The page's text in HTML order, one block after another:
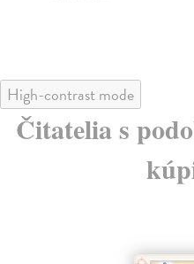
High-contrast mode
Čitatelia s